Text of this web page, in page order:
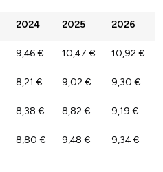
2024 2025 2026
9,46 € 10,47 € 10,92 €
8,21 € 9,02 € 9,30 €
8,38 € 8,82 € 9,19 €
8,80 € 9,48 € 9,34 €